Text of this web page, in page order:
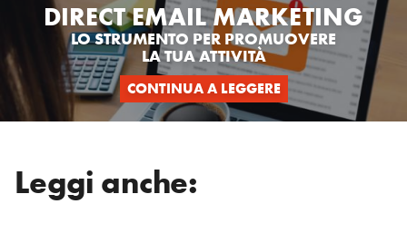
DIRECT EMAIL MARKETING
LO STRUMENTO PER PROMUOVERE
LA TUA ATTIVITÀ
CONTINUA A LEGGERE
Leggi anche: